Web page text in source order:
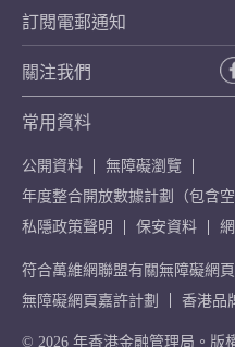
訂閱電郵通知
關注我們
常用資料
公開資料
無障礙瀏覽
年度整合開放數據計劃（包含空
私隱政策聲明
保安資料
符合萬維網聯盟有關無障礙網
無障礙網頁嘉許計劃
香港品
© 2026 年香港金融管理局。版